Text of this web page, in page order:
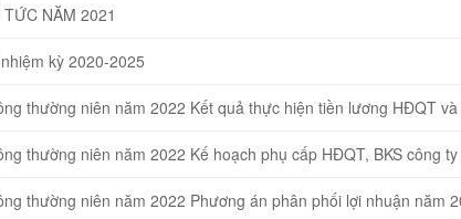
NĂM 2021
kỳ 2020-2025
thường niên năm 2022 Kết quả thực hiện tiền lương HĐQT và
thường niên năm 2022 Kế hoạch phụ cấp HĐQT, BKS công
thường niên năm 2022 Phương án phân phối lợi nhuận năm